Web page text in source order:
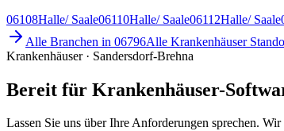
06108Halle/ Saale06110Halle/ Saale06112Halle/ Saale
Alle Branchen in 06796Alle Krankenhäuser
Krankenhäuser · Sandersdorf-Brehna
Bereit für Krankenhäuser-
Lassen Sie uns über Ihre Anforderungen sprechen.